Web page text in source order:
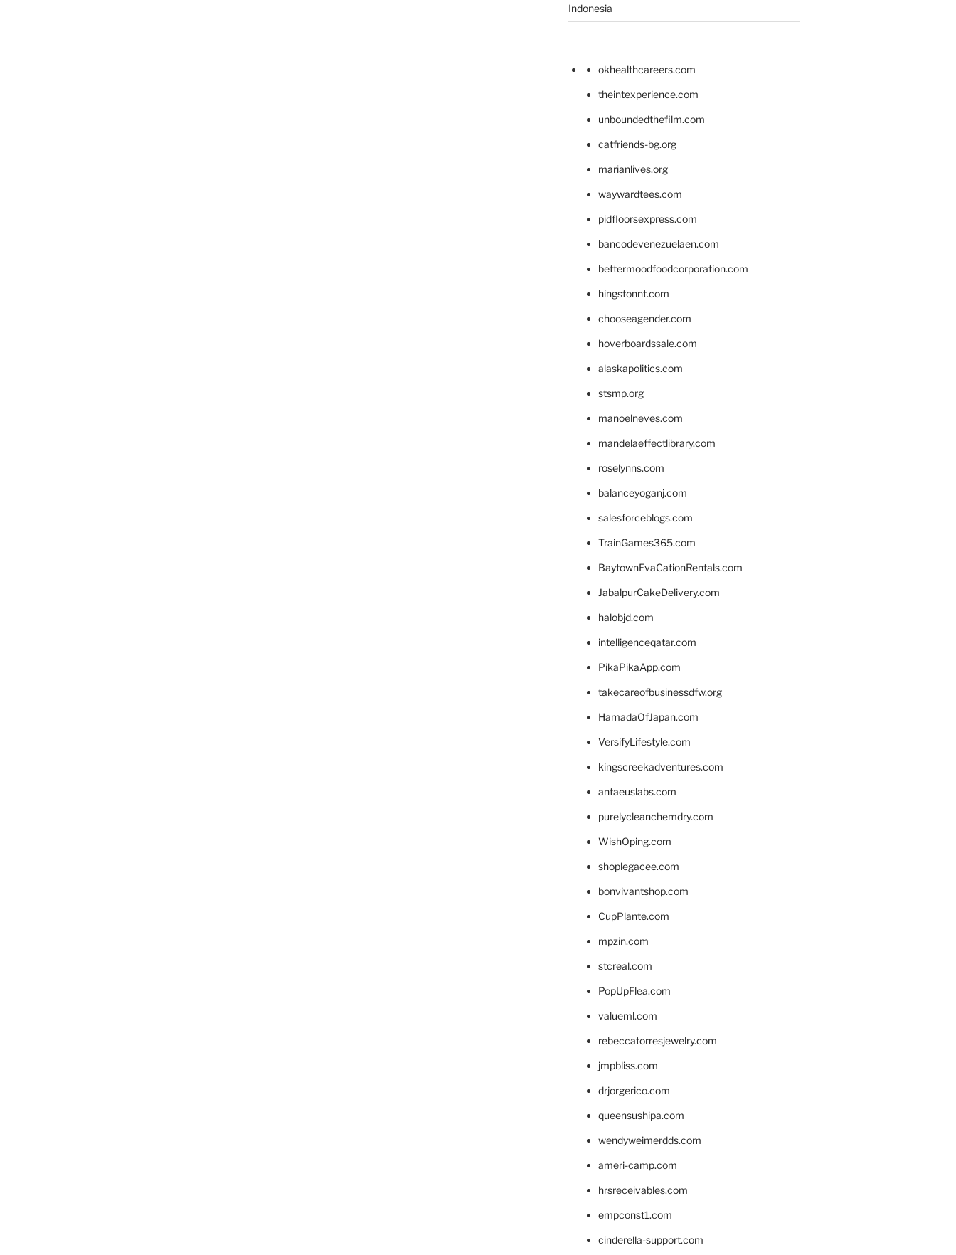
Indonesia
okhealthcareers.com
theintexperience.com
unboundedthefilm.com
catfriends-bg.org
marianlives.org
waywardtees.com
pidfloorsexpress.com
bancodevenezuelaen.com
bettermoodfoodcorporation.com
hingstonnt.com
chooseagender.com
hoverboardssale.com
alaskapolitics.com
stsmp.org
manoelneves.com
mandelaeffectlibrary.com
roselynns.com
balanceyoganj.com
salesforceblogs.com
TrainGames365.com
BaytownEvaCationRentals.com
JabalpurCakeDelivery.com
halobjd.com
intelligenceqatar.com
PikaPikaApp.com
takecareofbusinessdfw.org
HamadaOfJapan.com
VersifyLifestyle.com
kingscreekadventures.com
antaeuslabs.com
purelycleanchemdry.com
WishOping.com
shoplegacee.com
bonvivantshop.com
CupPlante.com
mpzin.com
stcreal.com
PopUpFlea.com
valueml.com
rebeccatorresjewelry.com
jmpbliss.com
drjorgerico.com
queensushipa.com
wendyweimerdds.com
ameri-camp.com
hrsreceivables.com
empconst1.com
cinderella-support.com